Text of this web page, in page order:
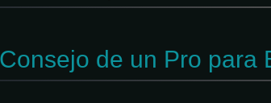
de un Pro para